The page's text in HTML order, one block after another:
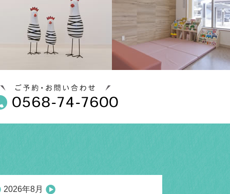
2026年8月